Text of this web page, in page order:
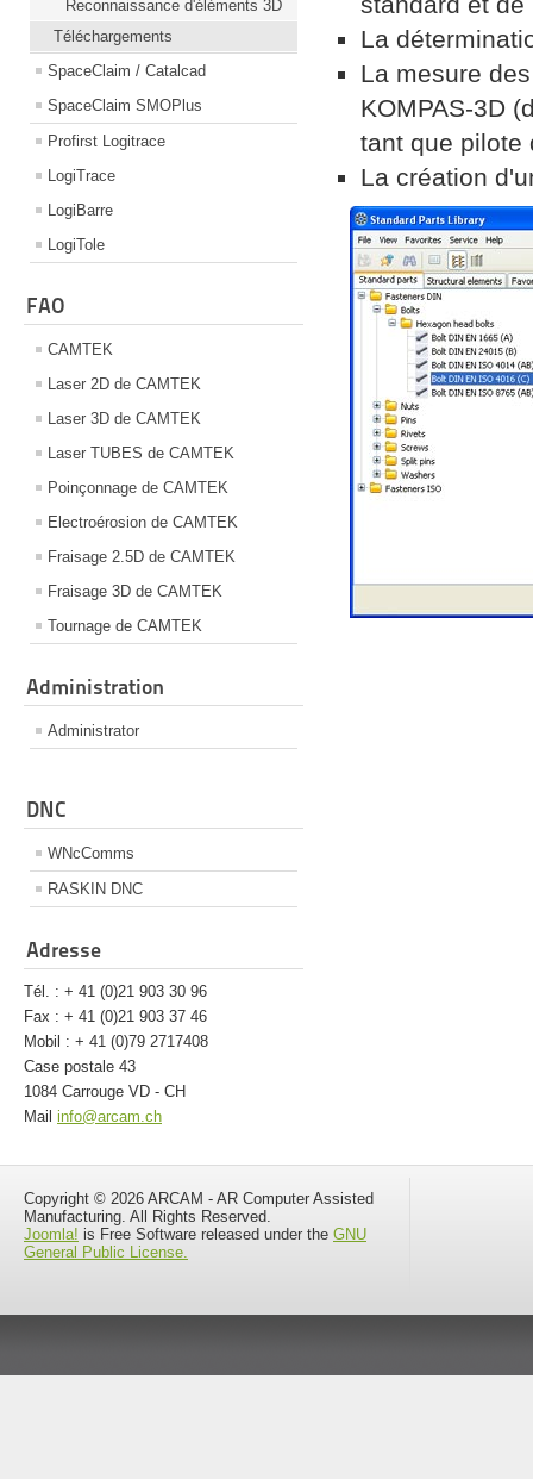
Reconnaissance d'éléments 3D
Téléchargements
SpaceClaim / Catalcad
SpaceClaim SMOPlus
Profirst Logitrace
LogiTrace
LogiBarre
LogiTole
FAO
CAMTEK
Laser 2D de CAMTEK
Laser 3D de CAMTEK
Laser TUBES de CAMTEK
Poinçonnage de CAMTEK
Electroérosion de CAMTEK
Fraisage 2.5D de CAMTEK
Fraisage 3D de CAMTEK
Tournage de CAMTEK
Administration
Administrator
DNC
WNcComms
RASKIN DNC
Adresse
Tél. : + 41 (0)21 903 30 96
Fax : + 41 (0)21 903 37 46
Mobil : + 41 (0)79 2717408
Case postale 43
1084 Carrouge VD - CH
Mail info@arcam.ch
La
La mesure
KOMPAS-3D
tant que pilote
La création
Copyright © 2026 ARCAM - AR Computer Assisted
Manufacturing. All Rights Reserved.
Joomla! is Free Software released under the GNU
General Public License.